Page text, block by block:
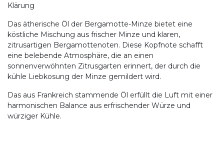
Klärung
Das ätherische Öl der Bergamotte-Minze bietet eine
köstliche Mischung aus frischer Minze und klaren,
zitrusartigen Bergamottenoten. Diese Kopfnote schafft
eine belebende Atmosphäre, die an einen
sonnenverwöhnten Zitrusgarten erinnert, der durch die
kühle Liebkosung der Minze gemildert wird.
Das aus Frankreich stammende Öl erfüllt die Luft mit einer
harmonischen Balance aus erfrischender Würze und
würziger Kühle.